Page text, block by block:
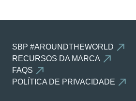
SBP #AROUNDTHEWORLD
RECURSOS DA MARCA
FAQS
POLÍTICA DE PRIVACIDADE